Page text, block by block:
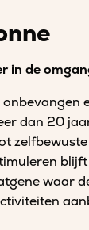
in de
dan 20
waar